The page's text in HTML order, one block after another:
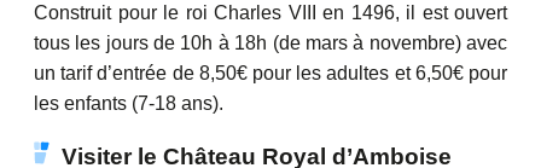
Construit pour le roi Charles VIII en 1496, il est ouvert
tous les jours de 10h à 18h (de mars à novembre) avec
un tarif d’entrée de 8,50€ pour les adultes et 6,50€ pour
les enfants (7-18 ans).
Visiter le Château Royal d’Amboise